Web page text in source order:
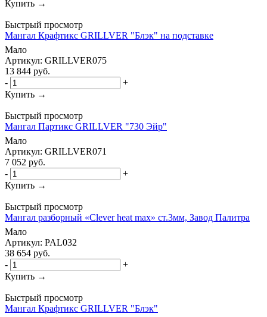
Купить →
Быстрый просмотр
Мангал Крафтикс GRILLVER "Блэк" на подставке
Мало
Артикул: GRILLVER075
13 844 руб.
-
+
Купить →
Быстрый просмотр
Мангал Партикс GRILLVER "730 Эйр"
Мало
Артикул: GRILLVER071
7 052 руб.
-
+
Купить →
Быстрый просмотр
Мангал разборный «Clever heat max» ст.3мм, Завод Палитра
Мало
Артикул: PAL032
38 654 руб.
-
+
Купить →
Быстрый просмотр
Мангал Крафтикс GRILLVER "Блэк"